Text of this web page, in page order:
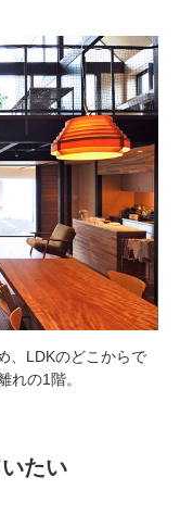
、LDKのどこからで
れの1階。
たい